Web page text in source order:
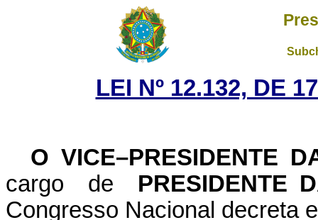
LEI Nº 12.132, DE
O VICE–PRESIDENTE
cargo de PRESIDENTE
Congresso Nacional decreta